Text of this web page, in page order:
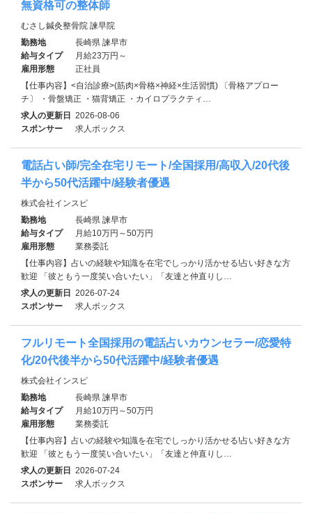
無資格可の整体師
むさし鍼灸整骨院 諫早院
勤務地
長崎県 諫早市
給与タイプ
月給23万円～
雇用形態
正社員
【仕事内容】<自治診療>(筋肉×骨格×神経×生活習慣) 〔骨格アプロー
チ〕 ・骨盤矯正 ・猫背矯正 ・カイロプラクティ…
求人の更新日 2026-08-06
スポンサー
求人ボックス
電話占い師/完全在宅リモート/全国採用/高収入/20代後
半から50代活躍中/経験者優遇
株式会社インスピ
勤務地
長崎県 諫早市
給与タイプ
月給10万円～50万円
雇用形態
業務委託
【仕事内容】占いの経験や知識を在宅でしっかり活かせる!占い好きな方
歓迎 「彼ともう一度笑い合いたい」「友達と仲直りし…
求人の更新日 2026-07-24
スポンサー
求人ボックス
フルリモート全国採用の電話占いカウンセラー/恋愛特
化/20代後半から50代活躍中/経験者優遇
株式会社インスピ
勤務地
長崎県 諫早市
給与タイプ
月給10万円～50万円
雇用形態
業務委託
【仕事内容】占いの経験や知識を在宅でしっかり活かせる!占い好きな方
歓迎 「彼ともう一度笑い合いたい」「友達と仲直りし…
求人の更新日 2026-07-24
スポンサー
求人ボックス